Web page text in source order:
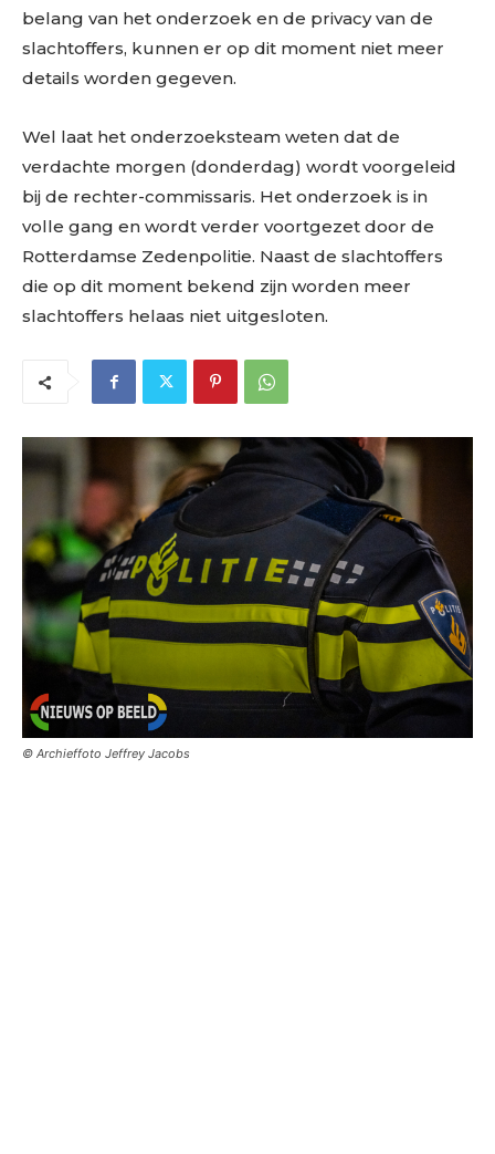
belang van het onderzoek en de privacy van de
slachtoffers, kunnen er op dit moment niet meer
details worden gegeven.
Wel laat het onderzoeksteam weten dat de
verdachte morgen (donderdag) wordt voorgeleid
bij de rechter-commissaris. Het onderzoek is in
volle gang en wordt verder voortgezet door de
Rotterdamse Zedenpolitie. Naast de slachtoffers
die op dit moment bekend zijn worden meer
slachtoffers helaas niet uitgesloten.
© Archieffoto Jeffrey Jacobs